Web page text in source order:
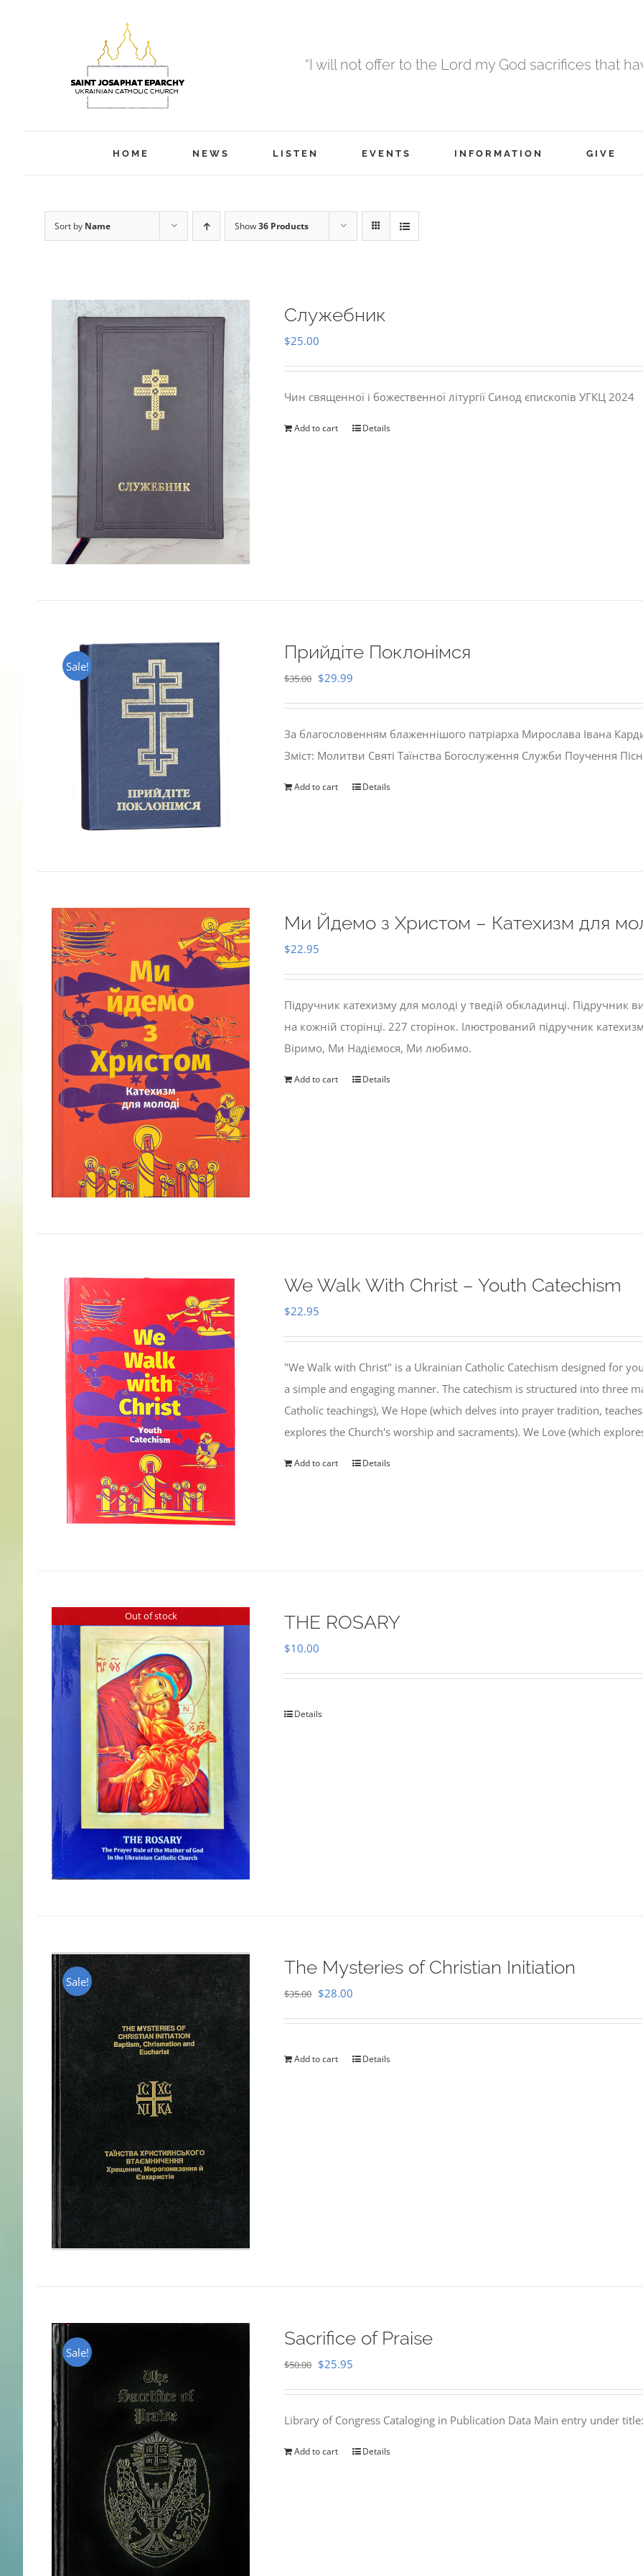
“I will not offer to the Lord my God sacrifices that
HOME NEWS LISTEN EVENTS INFORMATION GIVE
Sort by Name Show36 Products
Служебник
$25.00
Чин священної і божественної літургії Синод єпископів УГКЦ 2024
Add to cart Details
Sale!
Прийдіте Поклонімся
$35.00 Original
$35.00.
$29.99
$29.99.
За благословенням блаженнішого патріарха Мирослава Івана
Зміст: Молитви Святі Таїнства Богослуження Служби Поучення
Add to cart Details
Ми Йдемо з Христом – Катехизм для
$22.95
Підручник катехизму для молоді у тведій обкладинці.
на кожній сторінці. 227 сторінок. Ілюстрований підручник
Віримо, Ми Надіємося, Ми любимо.
Add to cart Details
We Walk With Christ – Youth Catechism
$22.95
"We Walk with Christ" is a Ukrainian Catholic Catechism designed for
a simple and engaging manner. The catechism is structured into three
Catholic teachings), We Hope (which delves into prayer tradition,
explores the Church's worship and sacraments). We Love (which
Add to cart Details
Out of stock THE ROSARY
$10.00
Details
Sale!
The Mysteries of Christian Initiation
$35.00 Original
$35.00.
$28.00
$28.00.
Add to cart Details
Sale!
Sacrifice of Praise
$50.00 Original
$50.00.
$25.95
$25.95.
Library of Congress Cataloging in Publication Data Main entry under
Add to cart Details